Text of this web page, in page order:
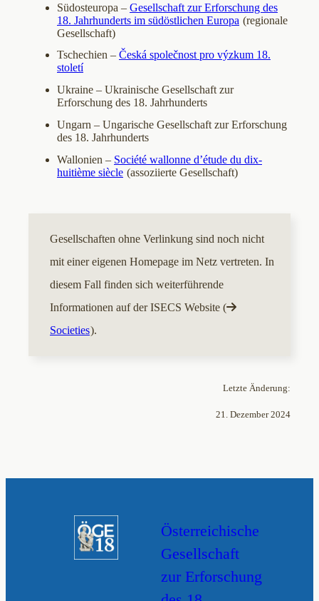
Südosteuropa – Gesellschaft zur Erforschung des
18. Jahrhunderts im südöstlichen Europa (regionale
Gesellschaft)
Tschechien – Česká společnost pro výzkum 18.
století
Ukraine – Ukrainische Gesellschaft zur
Erforschung des 18. Jahrhunderts
Ungarn – Ungarische Gesellschaft zur Erforschung
des 18. Jahrhunderts
Wallonien – Société wallonne d’étude du dix-
huitième siècle (assoziierte Gesellschaft)
Gesellschaften ohne Verlinkung sind noch nicht
mit einer eigenen Homepage im Netz vertreten. In
diesem Fall finden sich weiterführende
Informationen auf der ISECS Website (
Societies).
Letzte Änderung:
21. Dezember 2024
Österreichische
Gesellschaft
zur Erforschung